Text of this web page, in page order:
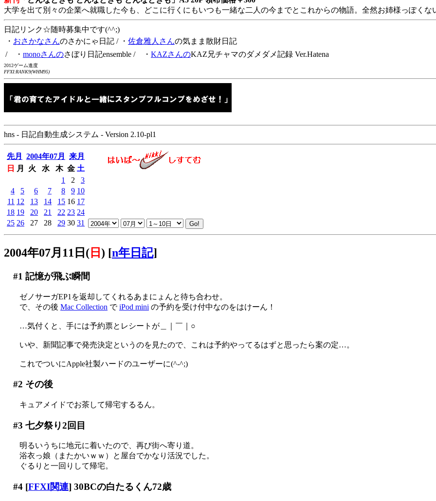
大学を出て別々の企業へ就職した今も、どこに行くにもいつも一緒な二人の今までとこれからの物語。全然お姉様っぽくな
日記リンク☆随時募集中です(^^;)
・ おさかなさんのさかにゃ日記 / ・ 佐倉雅人さんの気まま散財日記
/ ・ monoさんのさぼり日記ensemble / ・ KAZさんのKAZ兄チャマのダメダメ記録 Ver.Hatena
2012ゲーム進度
FFXI:RANK9(WHM95)
hns - 日記自動生成システム - Version 2.10-pl1
先月 2004年07月
来月
日
月 火 水 木 金 土
1
2
3
4
5 6 7 8 9 10
11 12 13 14 15 16 17
18 19 20 21 22 23 24
25 26 27 28 29 30 31
2004年07月11日( 日 ) [n年日記]
#1 記憶が飛ぶ瞬間
ゼノサーガEP1を返却してくれるあまにょんと待ち合わせ。
で、その後 Mac Collection でiPod mini の予約を受け付中なのをはけーん！
…気付くと、手には予約票とレシートが＿｜￣｜○
いや、新聞記事で発売決定というのを見たので、これは予約やってるはずと思ったら案の定…。
これでついにApple社製ハードのユーザーに(^-^;)
#2 その後
キュアメイドでお茶して帰宅するるん。
#3 七夕祭り2回目
明るいうちに地元に着いたので、再び街へ寄り道。
浴衣っ娘（またかいｗｗ）と屋台でかなり活況でした。
ぐるりと一回りして帰宅。
#4[FFXI関連] 30BCの白たるくん72歳